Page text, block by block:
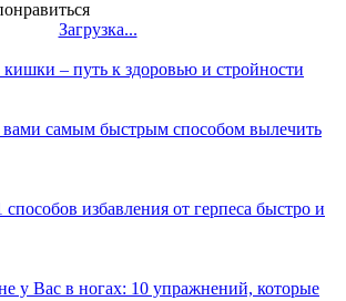
Загрузка...
– путь к здоровью и стройности
вами самым быстрым способом вылечить
способов избавления от герпеса быстро и
у Вас в ногах: 10 упражнений, которые